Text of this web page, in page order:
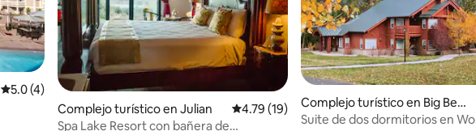
Calificación promedio: 5.0 de 5, 4 reseñas
5.0 (4)
Complejo turístico en Julian Calificación promedio: 4.79 de 5, 19 reseñas
4.79 (19)
Spa Lake Resort con bañera de
Complejo turístico en Big Bear
Lake
Suite de dos dormitorios en